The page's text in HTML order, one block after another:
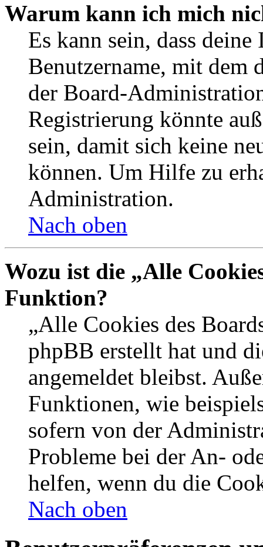
Warum kann ich mich
Es kann sein, dass
Benutzername, mit dem
der Board-
Registrierung könnte
sein, damit sich keine
können. Um Hilfe zu
Administration.
Nach oben
Wozu ist die „Alle
Funktion?
„Alle Cookies des
phpBB erstellt hat und
angemeldet bleibst.
Funktionen, wie
sofern von der
Probleme bei der An-
helfen, wenn du die
Nach oben